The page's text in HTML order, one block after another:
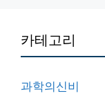
카테고리
과학의신비